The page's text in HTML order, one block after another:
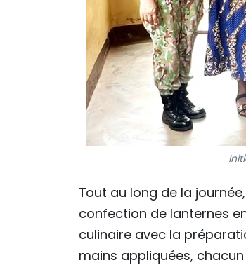
Tout au long de la
confection de lanternes
culinaire avec la
mains appliquées,